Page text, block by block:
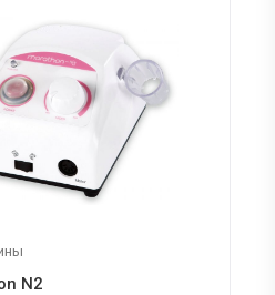
N2